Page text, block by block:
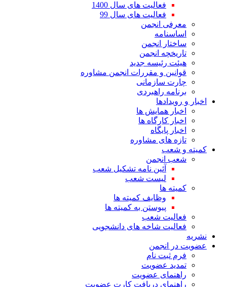
فعالیت های سال 1400
فعالیت های سال 99
معرفی انجمن
اساسنامه
ساختار انجمن
تاریخچه انجمن
هیئت رئیسه جدید
قوانین و مقررات انجمن مشاوره
چارت سازمانی
برنامه راهبردی
اخبار و رویدادها
اخبار همایش ها
اخبار کارگاه ها
اخبار پایگاه
تازه های مشاوره
کمیته و شعب
شعب انجمن
آئین نامه تشکیل شعب
لیست شعب
کمیته ها
وظایف کمیته ها
پیوستن به کمیته ها
فعالیت شعب
فعالیت شاخه های دانشجویی
نشریه
عضویت در انجمن
فرم ثبت نام
تمدید عضویت
راهنمای عضویت
راهنمای دریافت کارت عضویت